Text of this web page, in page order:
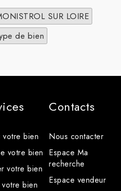
SUR LOIRE
de bien
bien
votre bien
votre bien
bien
Contacts
Nous contacter
Espace Ma
recherche
Espace vendeur